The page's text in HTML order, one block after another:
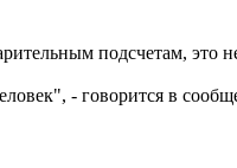
подсчетам, это
- говорится в